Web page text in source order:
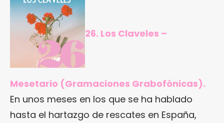
26. Los Claveles –
Mesetario (Gramaciones Grabofónicas).
En unos meses en los que se ha hablado
hasta el hartazgo de rescates en España,